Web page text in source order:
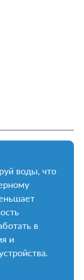
воды, что
в
и